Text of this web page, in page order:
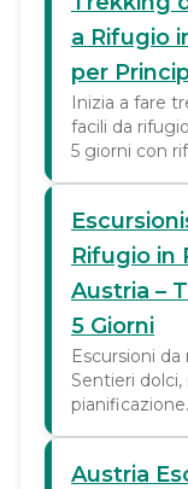
a Rifugio
per
Inizia a fare
facili da
5 giorni con
Rifugio in
Austria –
5 Giorni
Escursioni
Sentieri
Austria